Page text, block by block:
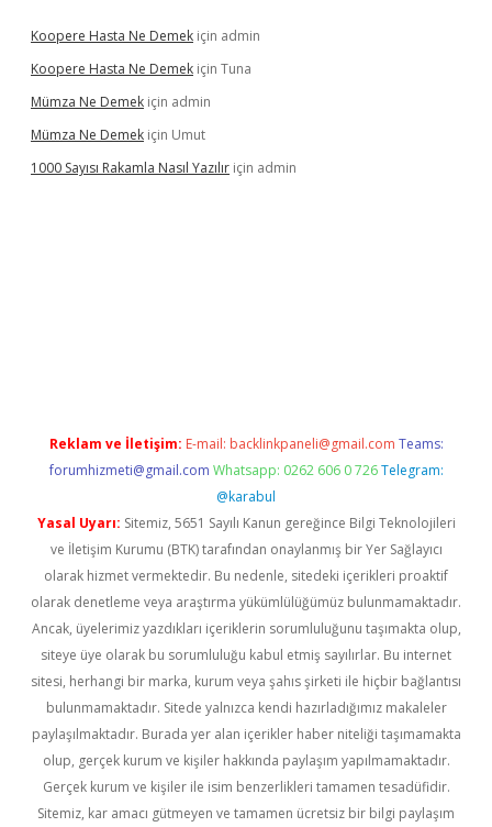
Koopere Hasta Ne Demek için admin
Koopere Hasta Ne Demek için Tuna
Mümza Ne Demek için admin
Mümza Ne Demek için Umut
1000 Sayısı Rakamla Nasıl Yazılır için admin
Reklam ve İletişim: E-mail: backlinkpaneli@gmail.com Teams:
forumhizmeti@gmail.com Whatsapp: 0262 606 0 726 Telegram:
@karabul
Yasal Uyarı: Sitemiz, 5651 Sayılı Kanun gereğince Bilgi Teknolojileri
ve İletişim Kurumu (BTK) tarafından onaylanmış bir Yer Sağlayıcı
olarak hizmet vermektedir. Bu nedenle, sitedeki içerikleri proaktif
olarak denetleme veya araştırma yükümlülüğümüz bulunmamaktadır.
Ancak, üyelerimiz yazdıkları içeriklerin sorumluluğunu taşımakta olup,
siteye üye olarak bu sorumluluğu kabul etmiş sayılırlar. Bu internet
sitesi, herhangi bir marka, kurum veya şahıs şirketi ile hiçbir bağlantısı
bulunmamaktadır. Sitede yalnızca kendi hazırladığımız makaleler
paylaşılmaktadır. Burada yer alan içerikler haber niteliği taşımamakta
olup, gerçek kurum ve kişiler hakkında paylaşım yapılmamaktadır.
Gerçek kurum ve kişiler ile isim benzerlikleri tamamen tesadüfidir.
Sitemiz, kar amacı gütmeyen ve tamamen ücretsiz bir bilgi paylaşım